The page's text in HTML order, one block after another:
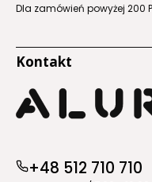
Dla zamówień powyżej 200
Kontakt
+48 512 710 710